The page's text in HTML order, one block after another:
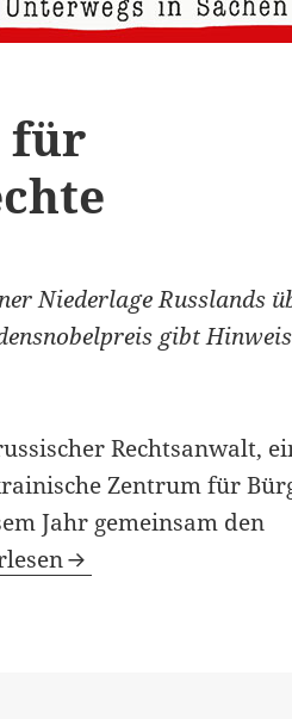
für
Niederlage Russlands
gibt
Rechtsanwalt,
Zentrum für
Jahr gemeinsam den
für Menschenrechte